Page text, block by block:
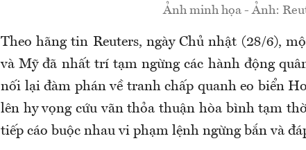
Ảnh minh họa - Ảnh:
Theo hãng tin Reuters, ngày Chủ nhật (28/6),
và Mỹ đã nhất trí tạm ngừng các hành động
nối lại đàm phán về tranh chấp quanh eo biển
lên hy vọng cứu vãn thỏa thuận hòa bình tạm
tiếp cáo buộc nhau vi phạm lệnh ngừng bắn và